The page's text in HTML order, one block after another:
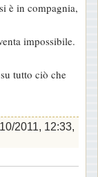
è in compagnia,
impossibile.
tutto ciò che
2011, 12:33,